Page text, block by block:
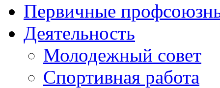
Первичные
Деятельность
Молодежный совет
Спортивная работа